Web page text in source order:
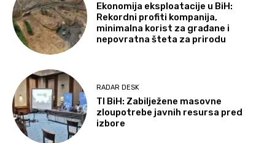
Ekonomija eksploatacije u BiH:
Rekordni profiti kompanija,
minimalna korist za građane i
nepovratna šteta za prirodu
RADAR DESK
TI BiH: Zabilježene masovne
zloupotrebe javnih resursa pred
izbore